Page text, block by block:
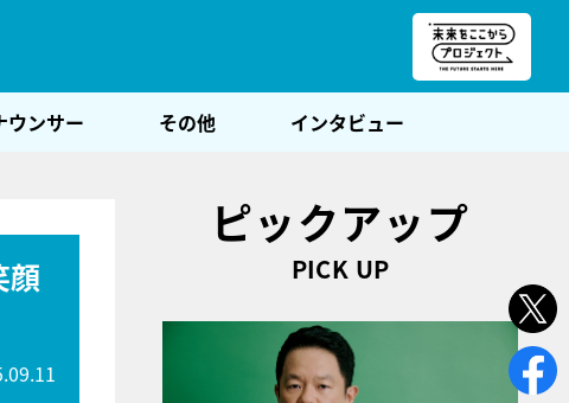
ウンサー その他 インタビュー
顔
ピックアップ
PICK UP